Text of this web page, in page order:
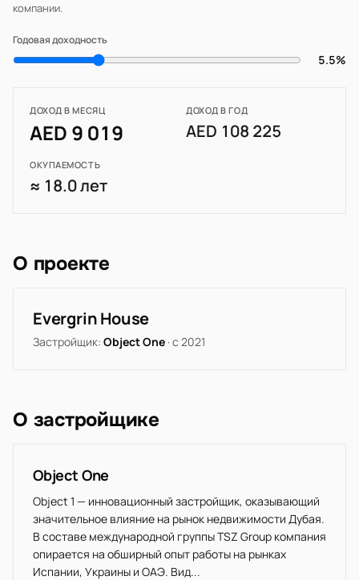
компании.
Годовая доходность
5.5%
ДОХОД В МЕСЯЦ
AED 9 019
ДОХОД В ГОД
AED 108 225
ОКУПАЕМОСТЬ
≈ 18.0 лет
О проекте
Evergrin House
Застройщик: Object One · с 2021
О застройщике
Object One
Object 1 — инновационный застройщик, оказывающий
значительное влияние на рынок недвижимости Дубая.
В составе международной группы TSZ Group компания
опирается на обширный опыт работы на рынках
Испании, Украины и ОАЭ. Вид...